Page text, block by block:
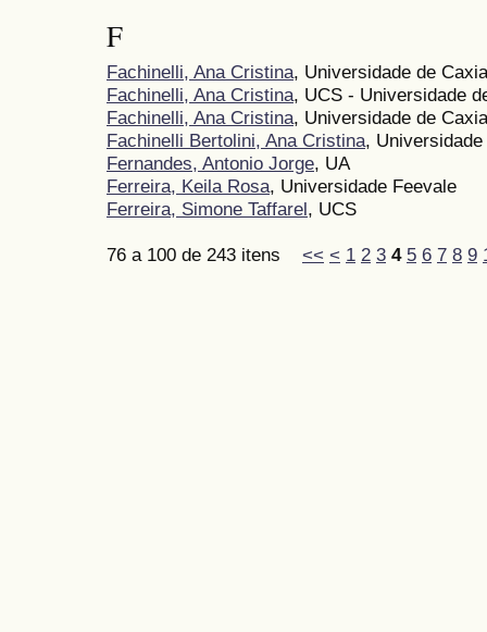
F
Fachinelli, Ana Cristina, Universidade de
Fachinelli, Ana Cristina, UCS - Universidade
Fachinelli, Ana Cristina, Universidade de
Fachinelli Bertolini, Ana Cristina,
Fernandes, Antonio Jorge, UA
Ferreira, Keila Rosa, Universidade Feevale
Ferreira, Simone Taffarel, UCS
76 a 100 de 243 itens << < 1 2 3 4 5 6 7 8 9